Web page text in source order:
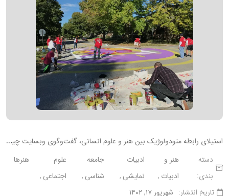
ا
ستیلای رابطه متودولوژیک بین هنر و علوم انسانی، گفت‌وگوی وبسایت چیستی ها با دکتر حامد طاهری‌کیا
دسته
بندی:
هنر و
ادبیات
ادبیات
نمایشی
جامعه
شناسی
علوم
اجتماعی
هنرها
تاریخ انتشار: شهریور ۱۷, ۱۴۰۲